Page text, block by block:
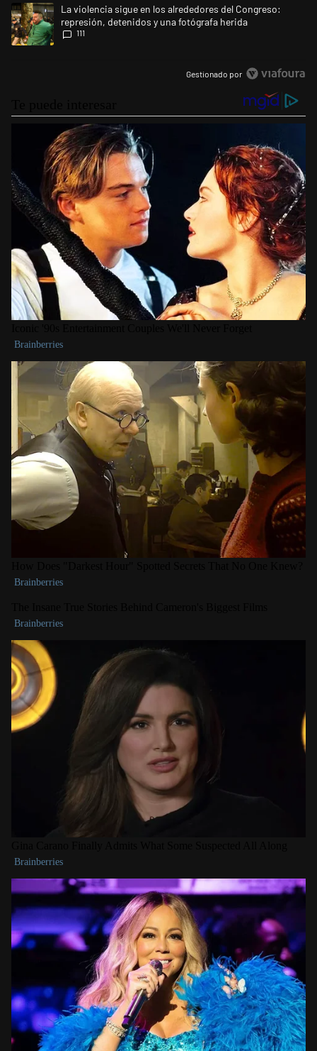
Un artículo de tendencia con el título "La violencia sigue en los
La violencia sigue en los alrededores del Congreso:
represión, detenidos y una fotógrafa herida
111
Gestionado por